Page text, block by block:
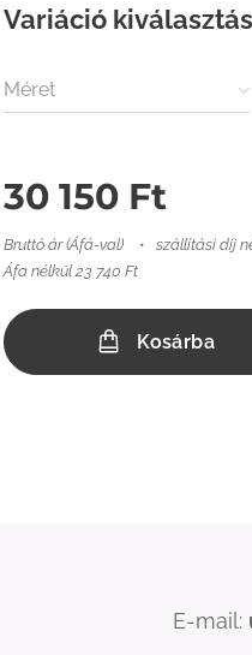
Variáció
Méret
30 150 Ft
Bruttó ár (Áfá-val)
szállítási díj
Áfa nélkül 23 740 Ft
Kosárba
E-mail: